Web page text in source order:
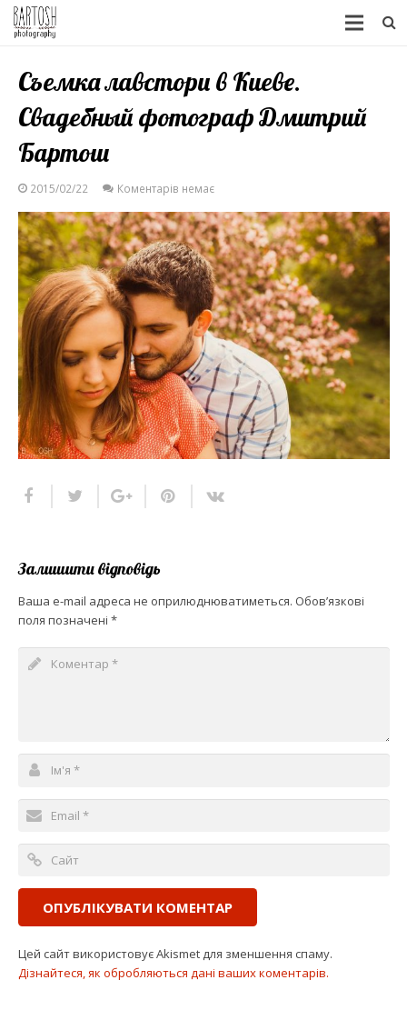
Съемка лавстори в Киеве.
Свадебный фотограф Дмитрий
Бартош
2015/02/22 Коментарів немає
Залишити відповідь
Ваша e-mail адреса не оприлюднюватиметься. Обов’язкові
поля позначені *
Цей сайт використовує Akismet для зменшення спаму.
Дізнайтеся, як обробляються дані ваших коментарів.